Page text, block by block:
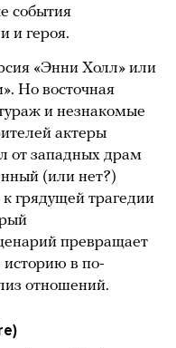
события
и героя.
«Энни Холл» или
Но восточная
и незнакомые
актеры
от западных драм
(или нет?)
к грядущей трагедии
превращает
в по-
отношений.